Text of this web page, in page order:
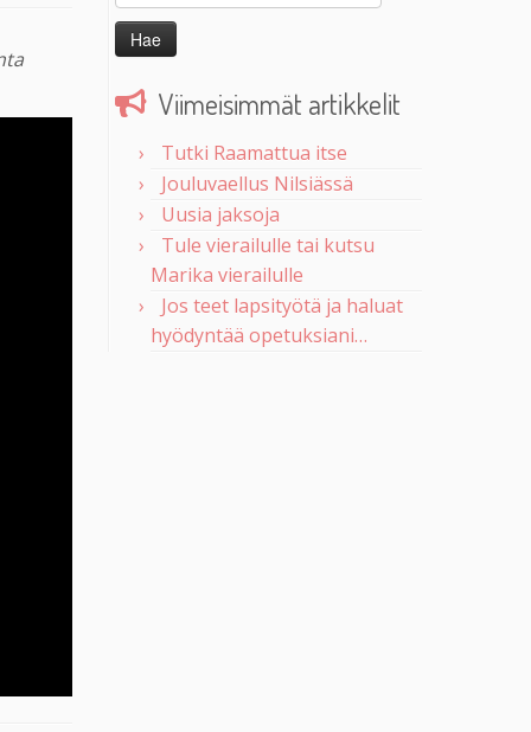
Viimeisimmät artikkelit
Tutki Raamattua itse
Jouluvaellus Nilsiässä
Uusia jaksoja
Tule vierailulle tai kutsu
Marika vierailulle
Jos teet lapsityötä ja haluat
hyödyntää opetuksiani…